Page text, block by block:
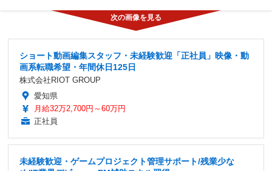
ショート動画編集スタッフ・未経験歓迎「正社員」映像・動
画系転職希望・年間休日125日
株式会社RIOT GROUP
愛知県
月給32万2,700円～60万円
正社員
未経験歓迎・ゲームプロジェクト管理サポート/残業少な